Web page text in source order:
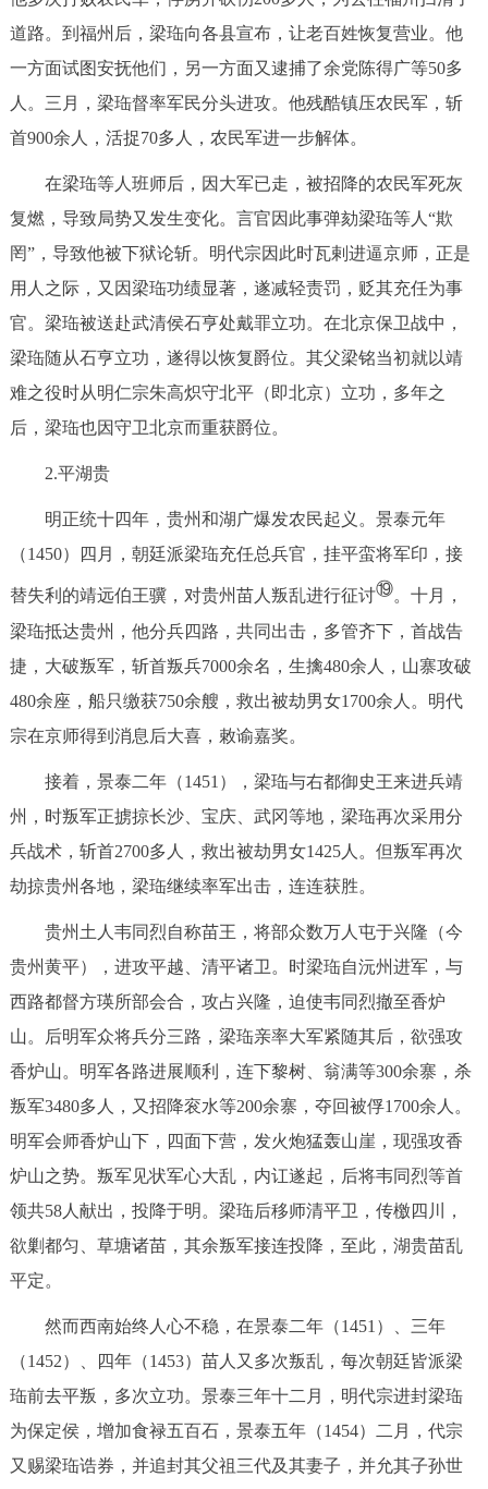
道路。到福州后，梁珤向各县宣布，让老百姓恢复营业。他
一方面试图安抚他们，另一方面又逮捕了余党陈得广等50多
人。三月，梁珤督率军民分头进攻。他残酷镇压农民军，斩
首900余人，活捉70多人，农民军进一步解体。
在梁珤等人班师后，因大军已走，被招降的农民军死灰
复燃，导致局势又发生变化。言官因此事弹劾梁珤等人“欺
罔”，导致他被下狱论斩。明代宗因此时瓦剌进逼京师，正是
用人之际，又因梁珤功绩显著，遂减轻责罚，贬其充任为事
官。梁珤被送赴武清侯石亨处戴罪立功。在北京保卫战中，
梁珤随从石亨立功，遂得以恢复爵位。其父梁铭当初就以靖
难之役时从明仁宗朱高炽守北平（即北京）立功，多年之
后，梁珤也因守卫北京而重获爵位。
2.平湖贵
明正统十四年，贵州和湖广爆发农民起义。景泰元年
（1450）四月，朝廷派梁珤充任总兵官，挂平蛮将军印，接
替失利的靖远伯王骥，对贵州苗人叛乱进行征讨⑲。十月，
梁珤抵达贵州，他分兵四路，共同出击，多管齐下，首战告
捷，大破叛军，斩首叛兵7000余名，生擒480余人，山寨攻破
480余座，船只缴获750余艘，救出被劫男女1700余人。明代
宗在京师得到消息后大喜，敕谕嘉奖。
接着，景泰二年（1451），梁珤与右都御史王来进兵靖
州，时叛军正掳掠长沙、宝庆、武冈等地，梁珤再次采用分
兵战术，斩首2700多人，救出被劫男女1425人。但叛军再次
劫掠贵州各地，梁珤继续率军出击，连连获胜。
贵州土人韦同烈自称苗王，将部众数万人屯于兴隆（今
贵州黄平），进攻平越、清平诸卫。时梁珤自沅州进军，与
西路都督方瑛所部会合，攻占兴隆，迫使韦同烈撤至香炉
山。后明军众将兵分三路，梁珤亲率大军紧随其后，欲强攻
香炉山。明军各路进展顺利，连下黎树、翁满等300余寨，杀
叛军3480多人，又招降衮水等200余寨，夺回被俘1700余人。
明军会师香炉山下，四面下营，发火炮猛轰山崖，现强攻香
炉山之势。叛军见状军心大乱，内讧遂起，后将韦同烈等首
领共58人献出，投降于明。梁珤后移师清平卫，传檄四川，
欲剿都匀、草塘诸苗，其余叛军接连投降，至此，湖贵苗乱
平定。
然而西南始终人心不稳，在景泰二年（1451）、三年
（1452）、四年（1453）苗人又多次叛乱，每次朝廷皆派梁
珤前去平叛，多次立功。景泰三年十二月，明代宗进封梁珤
为保定侯，增加食禄五百石，景泰五年（1454）二月，代宗
又赐梁珤诰券，并追封其父祖三代及其妻子，并允其子孙世